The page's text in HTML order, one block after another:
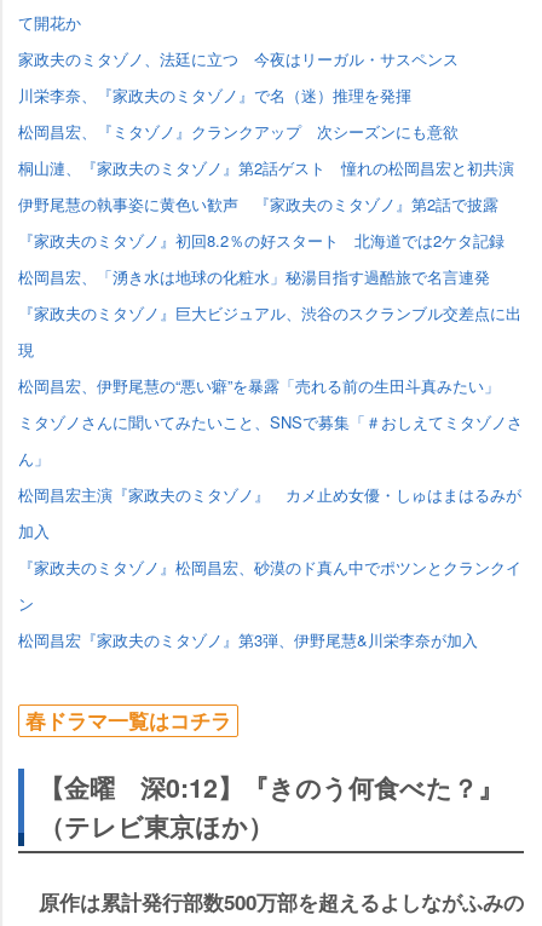
て開花か
家政夫のミタゾノ、法廷に立つ 今夜はリーガル・サスペンス
川栄李奈、『家政夫のミタゾノ』で名（迷）推理を発揮
松岡昌宏、『ミタゾノ』クランクアップ 次シーズンにも意欲
桐山漣、『家政夫のミタゾノ』第2話ゲスト 憧れの松岡昌宏と初共演
伊野尾慧の執事姿に黄色い歓声 『家政夫のミタゾノ』第2話で披露
『家政夫のミタゾノ』初回8.2％の好スタート 北海道では2ケタ記録
松岡昌宏、「湧き水は地球の化粧水」秘湯目指す過酷旅で名言連発
『家政夫のミタゾノ』巨大ビジュアル、渋谷のスクランブル交差点に出
現
松岡昌宏、伊野尾慧の“悪い癖”を暴露「売れる前の生田斗真みたい」
ミタゾノさんに聞いてみたいこと、SNSで募集「＃おしえてミタゾノさ
ん」
松岡昌宏主演『家政夫のミタゾノ』 カメ止め女優・しゅはまはるみが
加入
『家政夫のミタゾノ』松岡昌宏、砂漠のド真ん中でポツンとクランクイ
ン
松岡昌宏『家政夫のミタゾノ』第3弾、伊野尾慧&川栄李奈が加入
春ドラマ一覧はコチラ
【金曜 深0:12】『きのう何食べた？』
（テレビ東京ほか）
原作は累計発行部数500万部を超えるよしながふみの